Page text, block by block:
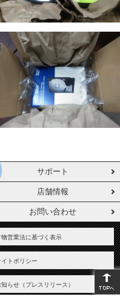
サポート
店舗情報
お問い合わせ
物営業法に基づく表示
イトポリシー
知らせ（プレスリリース）